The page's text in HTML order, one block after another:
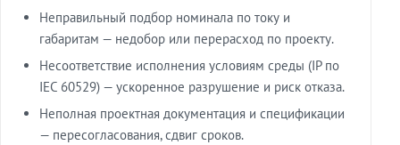
Неправильный подбор номинала по току и
габаритам — недобор или перерасход по проекту.
Несоответствие исполнения условиям среды (IP по
IEC 60529) — ускоренное разрушение и риск отказа.
Неполная проектная документация и спецификации
— пересогласования, сдвиг сроков.